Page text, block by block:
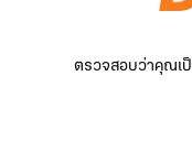
ตรวจสอบว่าคุณเ